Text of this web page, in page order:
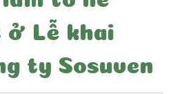
ở Lễ khai
ty Sosuven